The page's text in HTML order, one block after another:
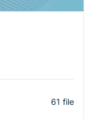
61 file